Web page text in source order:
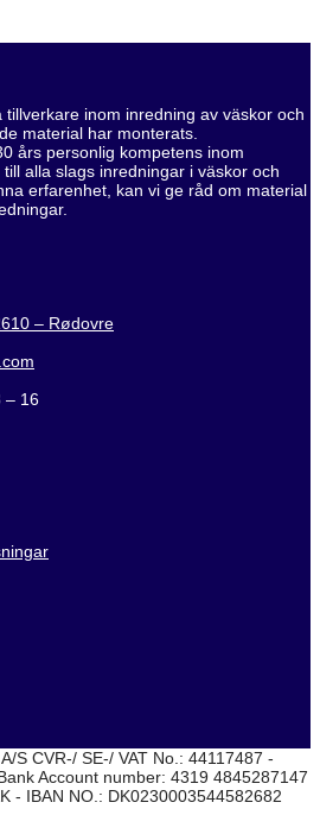
inom inredning av väskor och
material har monterats.
års personlig kompetens inom
alla slags inredningar i väskor och
erfarenhet, kan vi ge råd om material
– Rødovre
– 16
S CVR-/ SE-/ VAT No.: 44117487 -
Account number: 4319 4845287147
- IBAN NO.: DK0230003544582682